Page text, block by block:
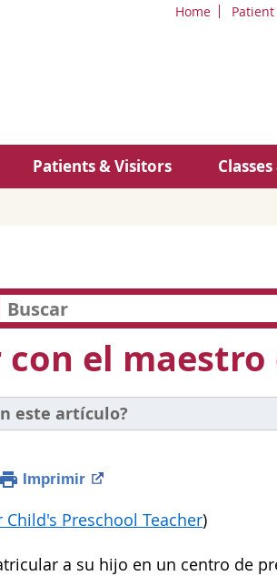
Home
Patients & Visitors
el
este artículo?
Imprimir
Child's Preschool Teacher)
a su hijo en un centro de